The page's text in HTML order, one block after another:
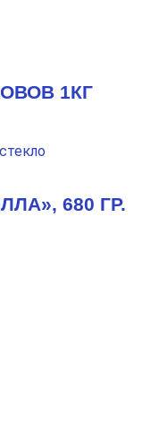
1КГ
680 ГР.